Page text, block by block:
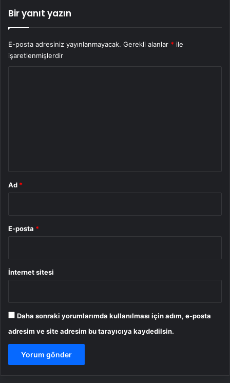
Bir yanıt yazın
E-posta adresiniz yayınlanmayacak. Gerekli alanlar * ile
işaretlenmişlerdir
Ad *
E-posta *
İnternet sitesi
Daha sonraki yorumlarımda kullanılması için adım, e-posta
adresim ve site adresim bu tarayıcıya kaydedilsin.